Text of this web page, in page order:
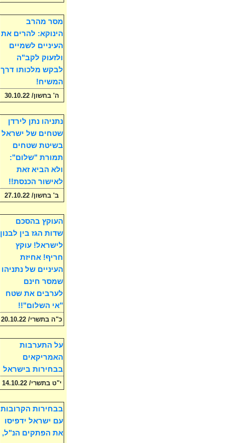
מסר מהרב
הינוקא: להרים את
העיניים לשמיים
ולזעוק לקב"ה
לבקש מלכותו דרך
המשיח!
ה' בחשון/ 30.10.22
נתניהו נתן לירדן
שטחים של ישראל
בשיטת שטחים
תמורת "שלום":
ולא הביא זאת
לאישור הכנסת!!
ב' בחשון/ 27.10.22
העוקץ בהסכם
שדות הגז בין לבנון
לישראל! עוקץ
חריף! אחיזת
העיניים של נתניהו
שמסר חינם
לערבים את שטח
"אי השלום"!!
כ"ה בתשרי/ 20.10.22
על התערבות
האמריקאים
בבחירות בישראל
י"ט בתשרי/ 14.10.22
בבחירות הקרובות
עם ישראל ידפיסו
את הפתקים הנ"ל,